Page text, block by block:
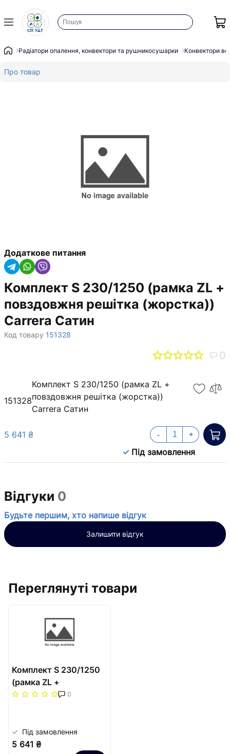
Радіатори опалення, конвектори та рушникосушарки Конвектори
Про товар
Додаткове питання
Комплект S 230/1250 (рамка ZL +
повздовжня решітка (жорстка))
Carrera Сатин
Код товару 151328
0
151328
Комплект S 230/1250 (рамка ZL +
повздовжня решітка (жорстка))
Carrera Сатин
5 641 ₴
Під замовлення
- +
Відгуки 0
Будьте першим, хто напише відгук
Залишити відгук
Переглянуті товари
Комплект S 230/1250
(рамка ZL +
повздовжня решітка
0
Під замовлення
5 641 ₴